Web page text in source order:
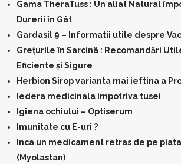
Gama TheraTuss : Un aliat Natural
Durerii în Gât
Gardasil 9 – Informatii utile despre
Grețurile în Sarcinã : Recomandări
Eficiente și Sigure
Herbion Sirop varianta mai ieftina a
Iedera medicinala impotriva tusei
Igiena ochiului – Optiserum
Imunitate cu E-uri ?
Inca un medicament retras de pe
(Myolastan)